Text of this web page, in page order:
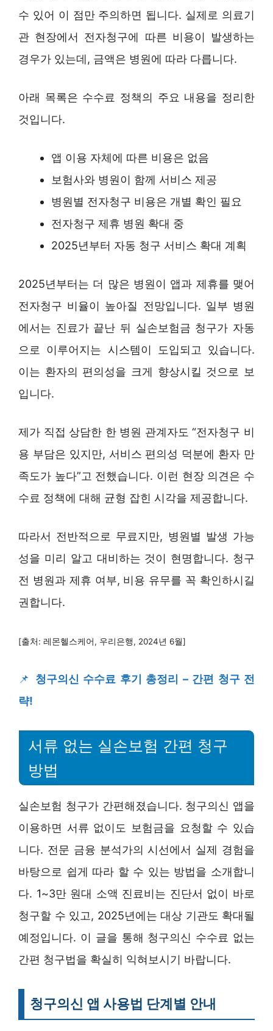
수 있어 이 점만 주의하면 됩니다. 실제로 의료기
관 현장에서 전자청구에 따른 비용이 발생하는
경우가 있는데, 금액은 병원에 따라 다릅니다.
아래 목록은 수수료 정책의 주요 내용을 정리한
것입니다.
앱 이용 자체에 따른 비용은 없음
보험사와 병원이 함께 서비스 제공
병원별 전자청구 비용은 개별 확인 필요
전자청구 제휴 병원 확대 중
2025년부터 자동 청구 서비스 확대 계획
2025년부터는 더 많은 병원이 앱과 제휴를 맺어
전자청구 비율이 높아질 전망입니다. 일부 병원
에서는 진료가 끝난 뒤 실손보험금 청구가 자동
으로 이루어지는 시스템이 도입되고 있습니다.
이는 환자의 편의성을 크게 향상시킬 것으로 보
입니다.
제가 직접 상담한 한 병원 관계자도 “전자청구 비
용 부담은 있지만, 서비스 편의성 덕분에 환자 만
족도가 높다”고 전했습니다. 이런 현장 의견은 수
수료 정책에 대해 균형 잡힌 시각을 제공합니다.
따라서 전반적으로 무료지만, 병원별 발생 가능
성을 미리 알고 대비하는 것이 현명합니다. 청구
전 병원과 제휴 여부, 비용 유무를 꼭 확인하시길
권합니다.
[출처: 레몬헬스케어, 우리은행, 2024년 6월]
📌 청구의신 수수료 후기 총정리 – 간편 청구 전
략!
서류 없는 실손보험 간편 청구
방법
실손보험 청구가 간편해졌습니다. 청구의신 앱을
이용하면 서류 없이도 보험금을 요청할 수 있습
니다. 전문 금융 분석가의 시선에서 실제 경험을
바탕으로 쉽게 따라 할 수 있는 방법을 소개합니
다. 1~3만 원대 소액 진료비는 진단서 없이 바로
청구할 수 있고, 2025년에는 대상 기관도 확대될
예정입니다. 이 글을 통해 청구의신 수수료 없는
간편 청구법을 확실히 익혀보시기 바랍니다.
청구의신 앱 사용법 단계별 안내